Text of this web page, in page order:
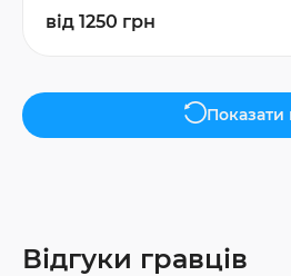
від 1250 грн
Відгуки гравців